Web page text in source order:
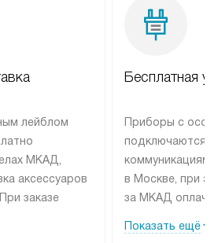
лейблом
МКАД,
аксессуаров
заказе
Бесплатная
Приборы с
подключаются к
коммуникациям
в Москве, при
за МКАД
партнера
Показать ещё